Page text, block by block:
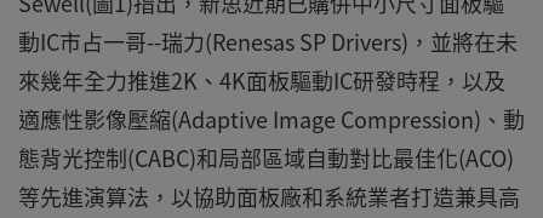
動IC市占一哥--瑞力(Renesas SP Drivers)，並將在未
來幾年全力推進2K、4K面板驅動IC研發時程，以及
適應性影像壓縮(Adaptive Image Compression)、動
態背光控制(CABC)和局部區域自動對比最佳化(ACO)
等先進演算法，以協助面板廠和系統業者打造兼具高